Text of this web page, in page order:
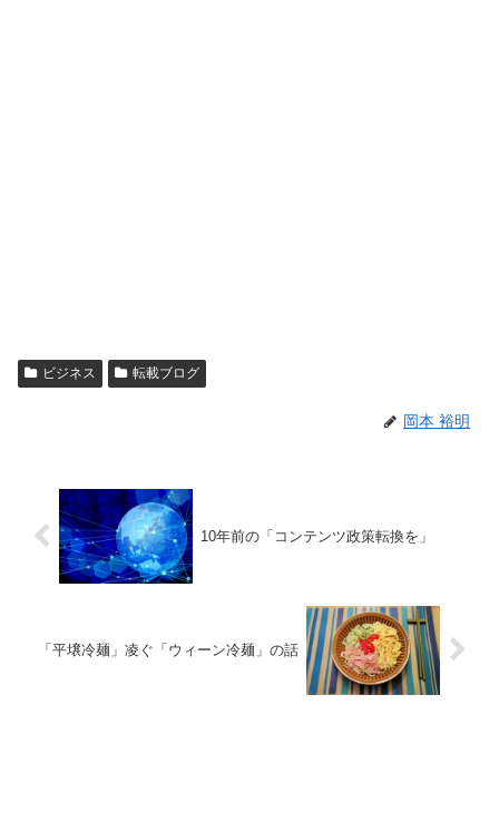
ビジネス 転載ブログ
岡本 裕明
10年前の「コンテンツ政策転換を」
「平壌冷麺」凌ぐ「ウィーン冷麺」の話